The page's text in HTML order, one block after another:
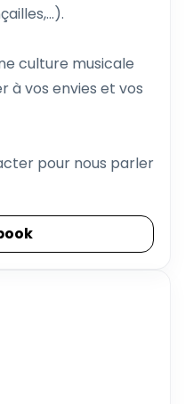
culture musicale
à vos envies et vos
pour nous parler